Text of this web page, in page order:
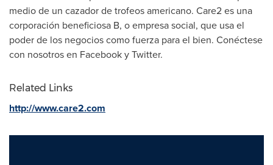
medio de un cazador de trofeos americano. Care2 es una
corporación beneficiosa B, o empresa social, que usa el
poder de los negocios como fuerza para el bien. Conéctese
con nosotros en Facebook y Twitter.
Related Links
http://www.care2.com